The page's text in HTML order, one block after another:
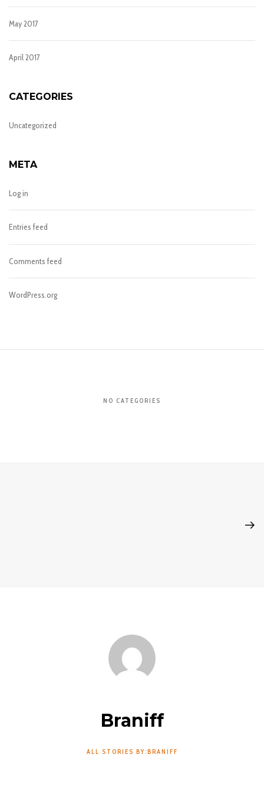
May 2017
April 2017
CATEGORIES
Uncategorized
META
Log in
Entries feed
Comments feed
WordPress.org
NO CATEGORIES
Braniff
ALL STORIES BY:BRANIFF